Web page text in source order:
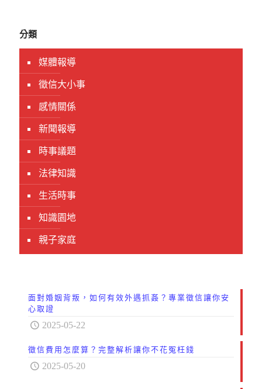
分類
媒體報導
徵信大小事
感情關係
新聞報導
時事議題
法律知識
生活時事
知識園地
親子家庭
面對婚姻背叛，如何有效外遇抓姦？專業徵信讓你安
心取證
2025-05-22
徵信費用怎麼算？完整解析讓你不花冤枉錢
2025-05-20